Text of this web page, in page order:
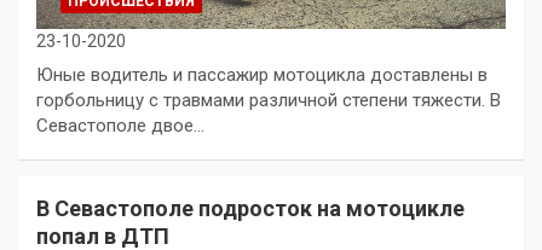
23-10-2020
Юные водитель и пассажир мотоцикла доставлены в
горбольницу с травмами различной степени тяжести. В
Севастополе двое…
В Севастополе подросток на мотоцикле
попал в ДТП